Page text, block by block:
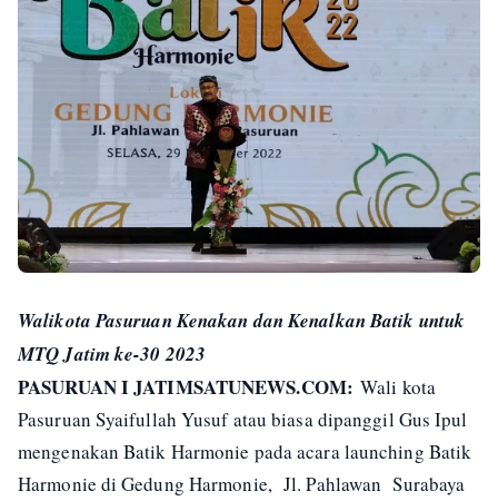
Walikota Pasuruan Kenakan dan Kenalkan Batik untuk
MTQ Jatim ke-30 2023
PASURUAN I JATIMSATUNEWS.COM: Wali kota
Pasuruan Syaifullah Yusuf atau biasa dipanggil Gus Ipul
mengenakan Batik Harmonie pada acara launching Batik
Harmonie di Gedung Harmonie, Jl. Pahlawan Surabaya